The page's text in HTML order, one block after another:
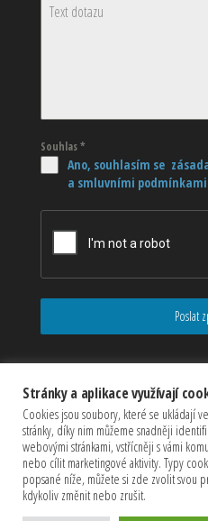
Souhlas*
Ano, souhlasím se
a smluvními
Poslat
Stránky a aplikace využívají
Cookies jsou soubory, které se ukládají
stránky, díky nim můžeme snadněji
webovými stránkami, vstřícněji s vámi
nebo cílit marketingové aktivity. Typy
popsané níže, můžete si zde zvolit svou
kdykoliv změnit nebo zrušit.